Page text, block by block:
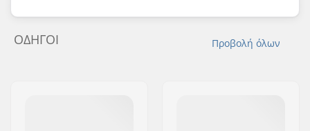
Προβολή όλων
ΟΔΗΓΟΊ